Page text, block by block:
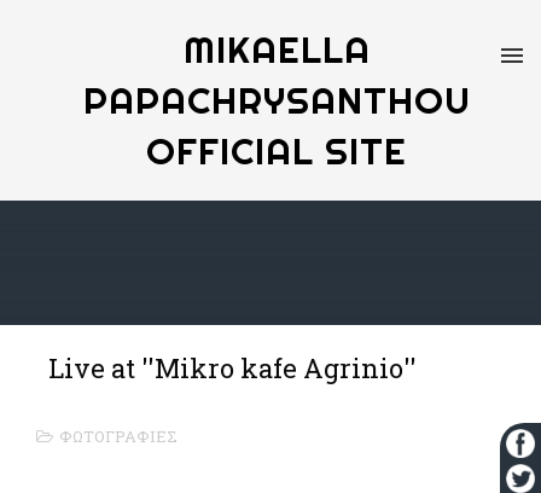
MIKAELLA
PAPACHRYSANTHOU
OFFICIAL SITE
Live at ''Mikro kafe Agrinio''
ΦΩΤΟΓΡΑΦΙΕΣ